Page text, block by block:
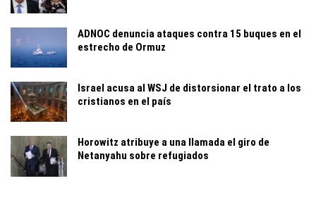
ADNOC denuncia ataques contra 15 buques en el
estrecho de Ormuz
Israel acusa al WSJ de distorsionar el trato a los
cristianos en el país
Horowitz atribuye a una llamada el giro de
Netanyahu sobre refugiados